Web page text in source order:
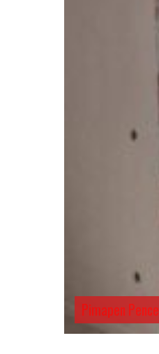
Pimapen